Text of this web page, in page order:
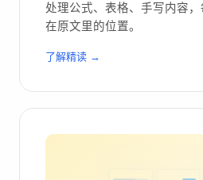
处理公式、表格、手写内容
在原文里的位置。
了解精读 →